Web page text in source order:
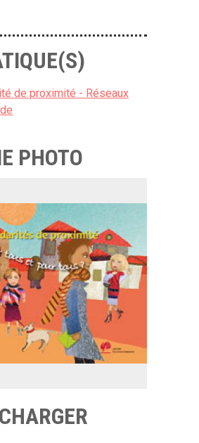
de proximité - Réseaux
PHOTO